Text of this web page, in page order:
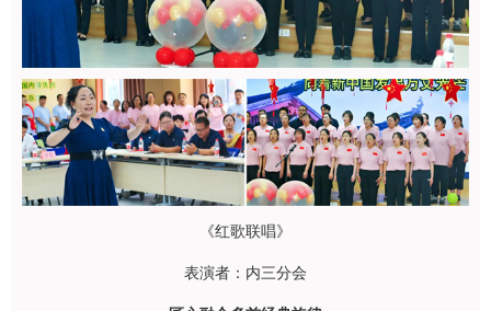
《红歌联唱》
表演者：内三分会